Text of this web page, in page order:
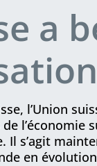
a
l’Union
Il s’agit
en